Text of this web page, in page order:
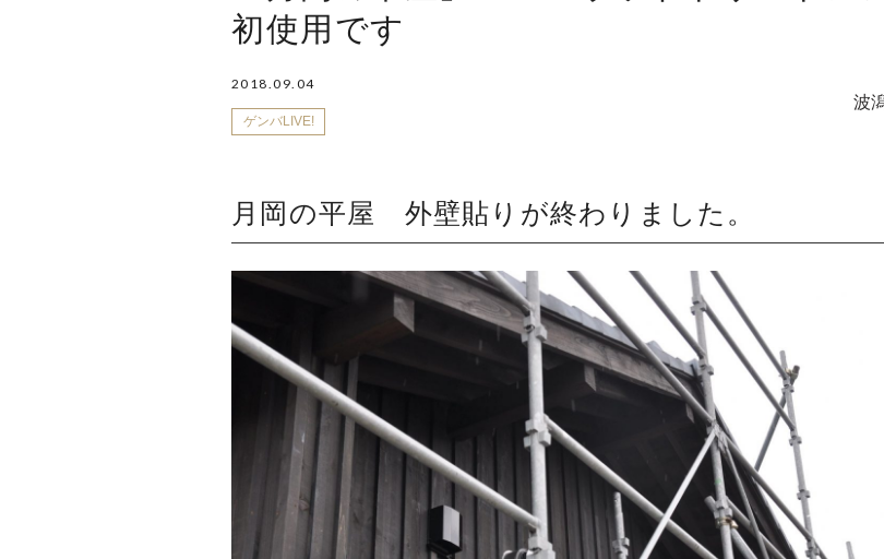
初使用です
2018.09.04
ゲンバLIVE!
波
月岡の平屋 外壁貼りが終わりました。